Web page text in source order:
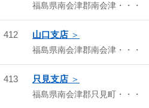
福島県南会津郡南会津・・・
412 山口支店
福島県南会津郡南会津・・・
413 只見支店
福島県南会津郡只見町・・・